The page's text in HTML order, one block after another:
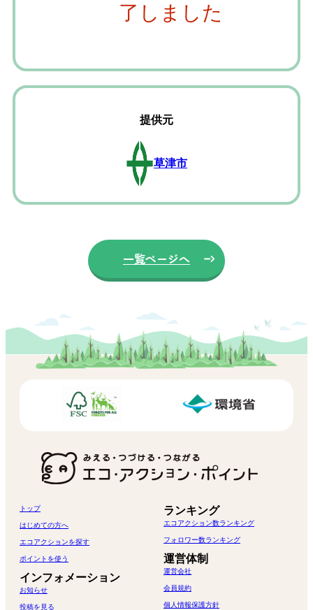
了しました
提供元
草津市
一覧ページへ
トップ
はじめての方へ
エコアクションを探す
ポイントを使う
インフォメーション
お知らせ
投稿を見る
ランキング
エコアクション数ランキング
フォロワー数ランキング
運営体制
運営会社
会員規約
個人情報保護方針